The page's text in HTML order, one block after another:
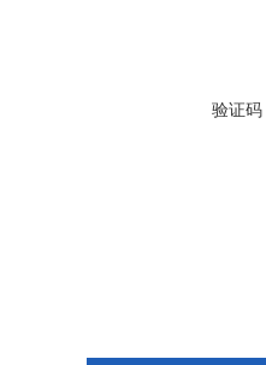
验证码